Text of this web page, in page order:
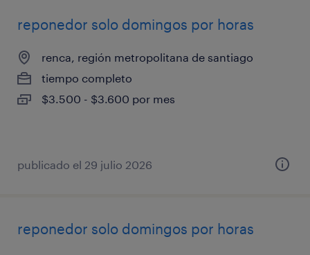
reponedor solo domingos por horas
renca, región metropolitana de santiago
tiempo completo
$3.500 - $3.600 por mes
publicado el 29 julio 2026
reponedor solo domingos por horas